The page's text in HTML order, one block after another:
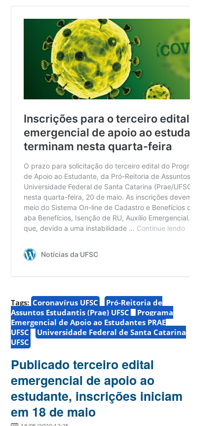
Tags: Coronavírus UFSC
Pró-Reitoria de
Assuntos Estudantis (Prae) UFSC
Programa
Emergencial de Apoio ao Estudantes PRAE
UFSC
Universidade Federal de Santa Catarina
UFSC
Publicado terceiro edital
emergencial de apoio ao
estudante, inscrições iniciam
em 18 de maio